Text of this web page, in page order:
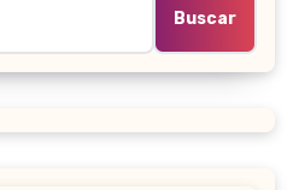
Buscar